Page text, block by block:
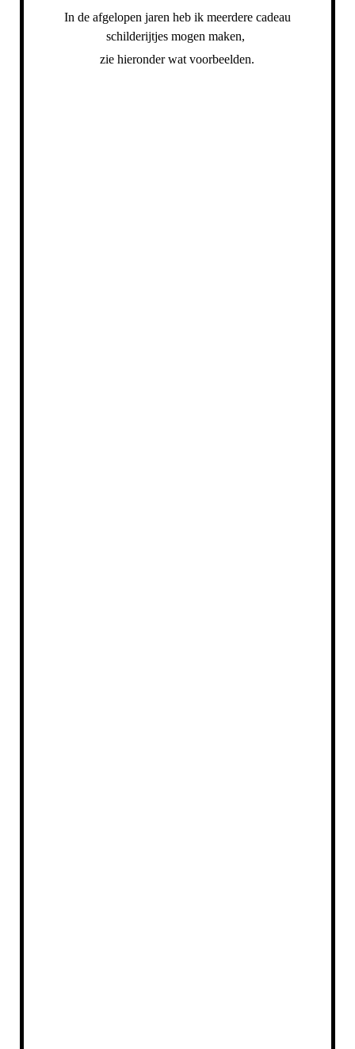
In de afgelopen jaren heb ik meerdere cadeau
schilderijtjes mogen maken,
zie hieronder wat voorbeelden.